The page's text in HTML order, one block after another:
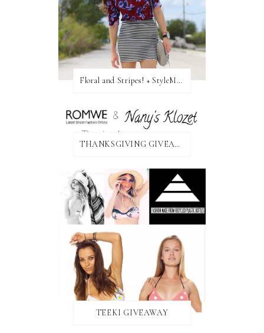
Floral and Stripes! + StyleMint GIVEAWAY!
THANKSGIVING GIVEAWAY!
TEEKI GIVEAWAY